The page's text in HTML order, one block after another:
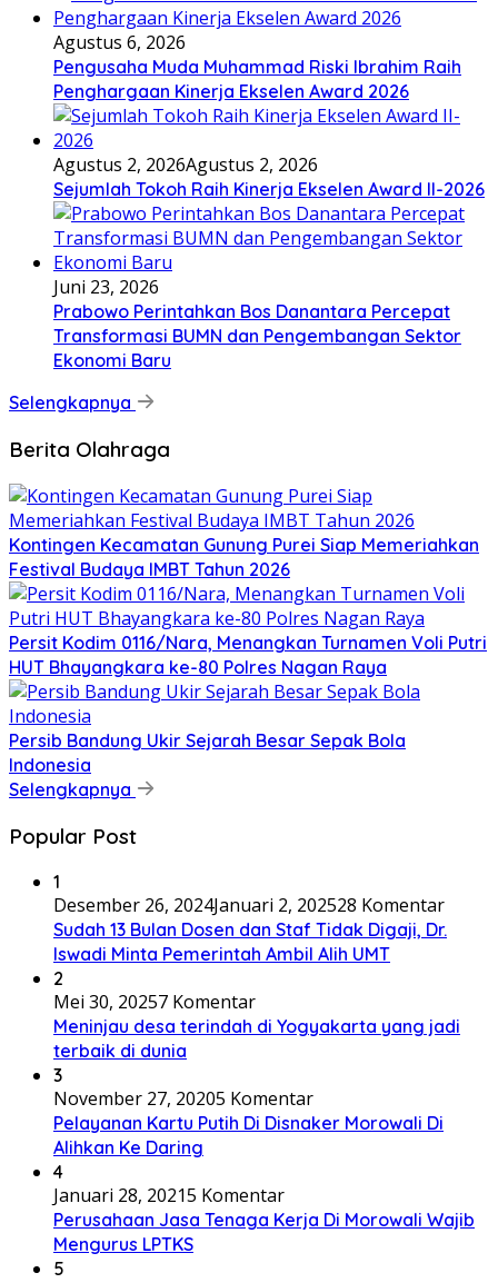
Agustus 6, 2026
Pengusaha Muda Muhammad Riski Ibrahim Raih
Penghargaan Kinerja Ekselen Award 2026
Agustus 2, 2026Agustus 2, 2026
Sejumlah Tokoh Raih Kinerja Ekselen Award II-2026
Juni 23, 2026
Prabowo Perintahkan Bos Danantara Percepat
Transformasi BUMN dan Pengembangan Sektor
Ekonomi Baru
Selengkapnya
Berita Olahraga
Kontingen Kecamatan Gunung Purei Siap Memeriahkan
Festival Budaya IMBT Tahun 2026
Persit Kodim 0116/Nara, Menangkan Turnamen Voli Putri
HUT Bhayangkara ke-80 Polres Nagan Raya
Persib Bandung Ukir Sejarah Besar Sepak Bola
Indonesia
Selengkapnya
Popular Post
1
Desember 26, 2024Januari 2, 202528 Komentar
Sudah 13 Bulan Dosen dan Staf Tidak Digaji, Dr.
Iswadi Minta Pemerintah Ambil Alih UMT
2
Mei 30, 20257 Komentar
Meninjau desa terindah di Yogyakarta yang jadi
terbaik di dunia
3
November 27, 20205 Komentar
Pelayanan Kartu Putih Di Disnaker Morowali Di
Alihkan Ke Daring
4
Januari 28, 20215 Komentar
Perusahaan Jasa Tenaga Kerja Di Morowali Wajib
Mengurus LPTKS
5